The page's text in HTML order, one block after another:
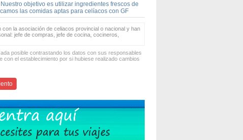
objetivo es utilizar ingredientes frescos de
las comidas aptas para celíacos con GF
la asociación de celiacos provincial o nacional y han
jefe de compras, jefe de cocina, cocineros,
posible contrastando los datos con sus responsables
el establecimiento por si hubiese realizado cambios